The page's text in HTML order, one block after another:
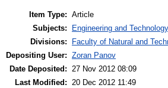
Item Type: Article
Subjects:
Engineering and Technology
Divisions:
Faculty of Natural and
Depositing User: Zoran Panov
Date Deposited: 27 Nov 2012 08:09
Last Modified: 20 Dec 2012 11:49